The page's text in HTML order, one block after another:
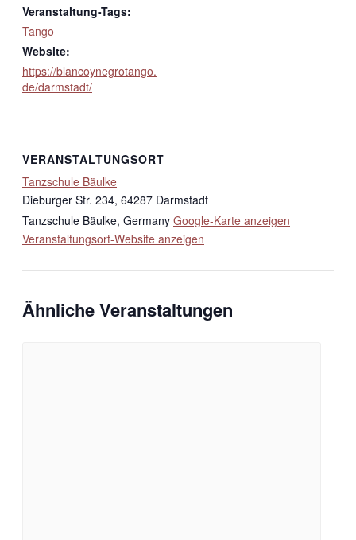
Veranstaltung-Tags:
Tango
Website:
https://blancoynegrotango.
de/darmstadt/
VERANSTALTUNGSORT
Tanzschule Bäulke
Dieburger Str. 234, 64287 Darmstadt
Tanzschule Bäulke, Germany Google-Karte anzeigen
Veranstaltungsort-Website anzeigen
Ähnliche Veranstaltungen